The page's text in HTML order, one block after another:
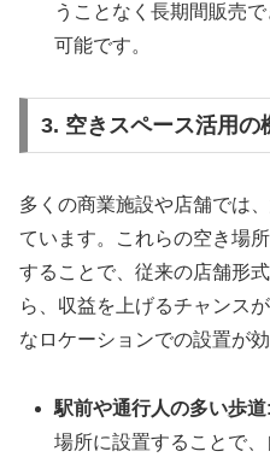
うことなく長期間販売
可能です。
3. 空きスペース活用の
多くの商業施設や店舗では
ています。これらの空き場
することで、従来の店舗形
ら、収益を上げるチャンス
なロケーションでの設置が効
駅前や通行人の多い歩道
場所に設置することで